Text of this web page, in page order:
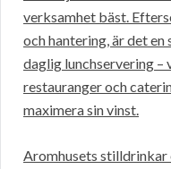
verksamhet bäst.
och hantering, är det
daglig lunchservering
restauranger och
maximera sin vinst.
Aromhusets stilldrinkar